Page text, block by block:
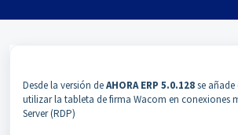
Desde la versión deAHORA ERP 5.0.128se
utilizar la tableta de firma Wacom en conexiones
Server (RDP)